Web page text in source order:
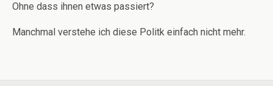
Ohne dass ihnen etwas passiert?
Manchmal verstehe ich diese Politk einfach nicht mehr.